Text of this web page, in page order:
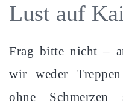
Lust auf
Frag bitte nicht –
wir weder
ohne